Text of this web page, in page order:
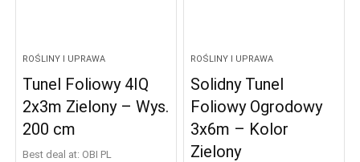
ROŚLINY I UPRAWA
Tunel Foliowy 4IQ
2x3m Zielony – Wys.
200 cm
Best deal at: OBI PL
ROŚLINY I UPRAWA
Solidny Tunel
Foliowy Ogrodowy
3x6m – Kolor
Zielony